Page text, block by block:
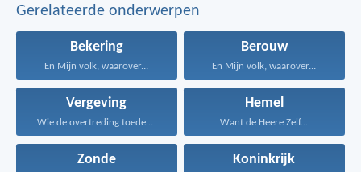
Gerelateerde onderwerpen
Bekering
En Mijn volk, waarover...
Berouw
En Mijn volk, waarover...
Vergeving
Wie de overtreding toedekt...
Hemel
Want de Heere Zelf...
Zonde Koninkrijk